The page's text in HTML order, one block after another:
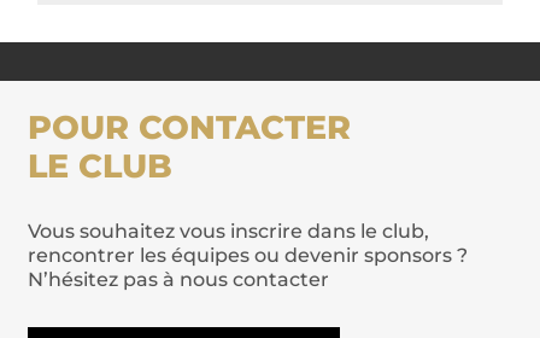
POUR CONTACTER
LE CLUB
Vous souhaitez vous inscrire dans le club,
rencontrer les équipes ou devenir sponsors ?
N’hésitez pas à nous contacter